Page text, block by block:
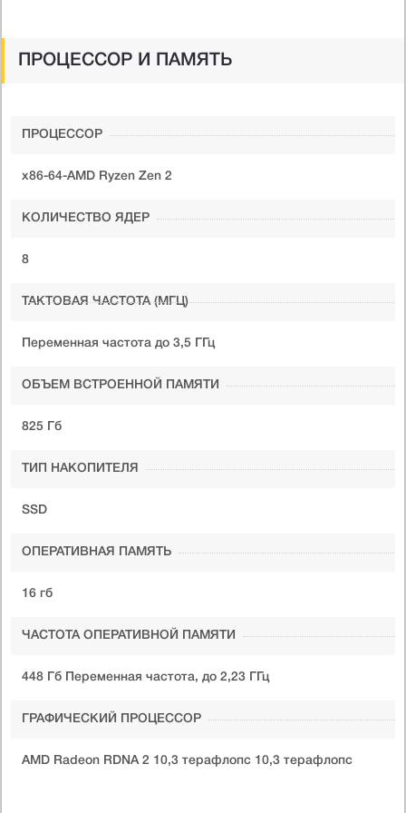
ПРОЦЕССОР И ПАМЯТЬ
ПРОЦЕССОР
x86-64-AMD Ryzen Zen 2
КОЛИЧЕСТВО ЯДЕР
8
ТАКТОВАЯ ЧАСТОТА (МГЦ)
Переменная частота до 3,5 ГГц
ОБЪЕМ ВСТРОЕННОЙ ПАМЯТИ
825 Гб
ТИП НАКОПИТЕЛЯ
SSD
ОПЕРАТИВНАЯ ПАМЯТЬ
16 гб
ЧАСТОТА ОПЕРАТИВНОЙ ПАМЯТИ
448 Гб Переменная частота, до 2,23 ГГц
ГРАФИЧЕСКИЙ ПРОЦЕССОР
AMD Radeon RDNA 2 10,3 терафлопс 10,3 терафлопс